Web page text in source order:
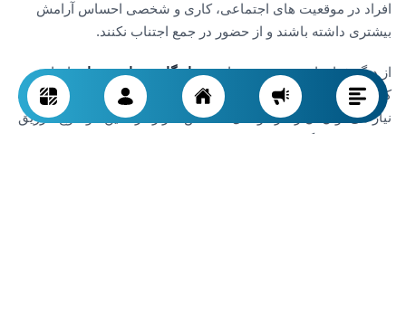
افراد در موقعیت های اجتماعی، کاری و شخصی احساس آرامش
بیشتری داشته باشند و از حضور در جمع اجتناب نکنند.
از دیگر فواید این روش می توان بهماندگاری مناسب نتایجاشاره
کرد. اثر تزریق ضدعرق معمولاً چندین ماه باقی می ماند و در صورت
نیاز می توان آن را در فواصل مشخص تکرار کرد. این موضوع، تزریق